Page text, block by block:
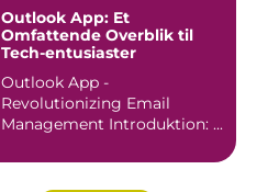
Outlook App: Et
Omfattende Overblik til
Tech-entusiaster
Outlook App -
Revolutionizing Email
Management Introduktion: ...